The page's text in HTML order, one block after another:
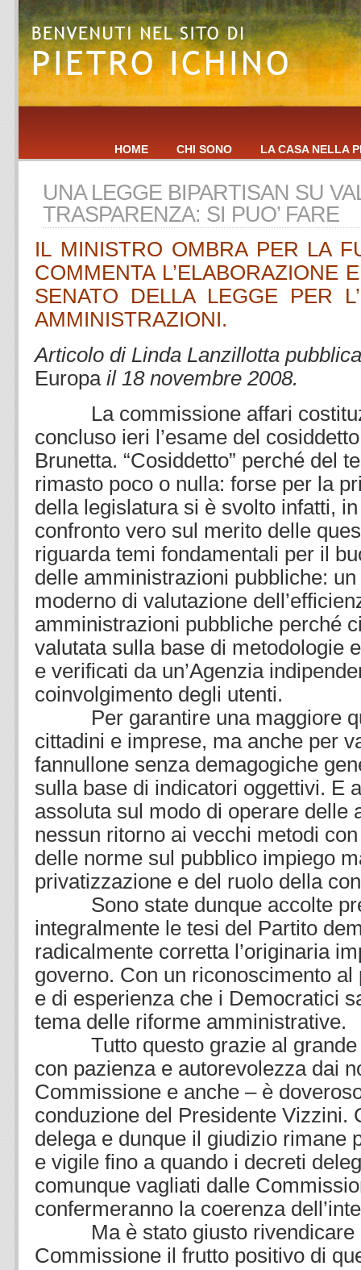
HOME CHI SONO LA CASA NELLA
UNA LEGGE BIPARTISAN SU
TRASPARENZA: SI PUO’ FARE
IL MINISTRO OMBRA PER LA
COMMENTA L’ELABORAZIONE
SENATO DELLA LEGGE PER
AMMINISTRAZIONI.
Articolo di Linda Lanzillotta
Europail 18 novembre 2008.
La commissione affari
concluso ieri l’esame del
Brunetta. “Cosiddetto” perché del
rimasto poco o nulla: forse per la
della legislatura si è svolto infatti,
confronto vero sul merito delle
riguarda temi fondamentali per il
delle amministrazioni pubbliche:
moderno di valutazione
amministrazioni pubbliche perché
valutata sulla base di metodologie
e verificati da un’Agenzia
coinvolgimento degli utenti.
Per garantire una maggiore
cittadini e imprese, ma anche per
fannullone senza demagogiche
sulla base di indicatori oggettivi. E
assoluta sul modo di operare delle
nessun ritorno ai vecchi metodi
delle norme sul pubblico impiego
privatizzazione e del ruolo della
Sono state dunque accolte
integralmente le tesi del Partito
radicalmente corretta l’originaria
governo. Con un riconoscimento
e di esperienza che i Democratici
tema delle riforme amministrative.
Tutto questo grazie al grande
con pazienza e autorevolezza dai
Commissione e anche – è
conduzione del Presidente Vizzini.
delega e dunque il giudizio rimane
e vigile fino a quando i decreti
comunque vagliati dalle
confermeranno la coerenza
Ma è stato giusto rivendicare
Commissione il frutto positivo di